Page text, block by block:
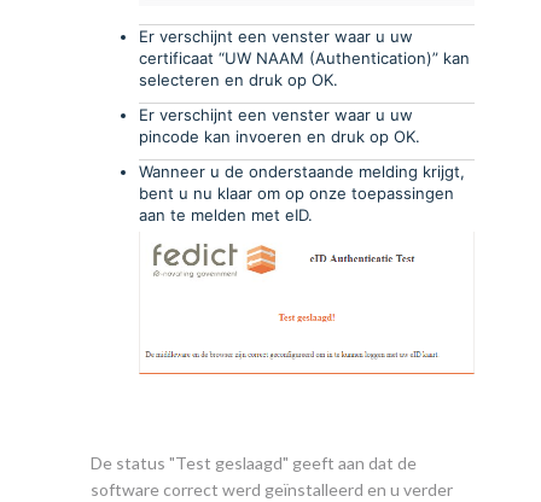
Er verschijnt een venster waar u uw
certificaat “UW NAAM (Authentication)” kan
selecteren en druk op OK.
Er verschijnt een venster waar u uw
pincode kan invoeren en druk op OK.
Wanneer u de onderstaande melding krijgt,
bent u nu klaar om op onze toepassingen
aan te melden met eID.
De status "Test geslaagd" geeft aan dat de
software correct werd geïnstalleerd en u verder